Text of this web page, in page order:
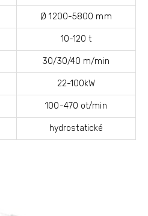
Ø 1200-5800 mm
10-120 t
30/30/40 m/min
22-100kW
100-470 ot/min
hydrostatické